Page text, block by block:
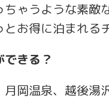
ちゃうような素敵
お得に泊まれる
きる？
月岡温泉、越後湯